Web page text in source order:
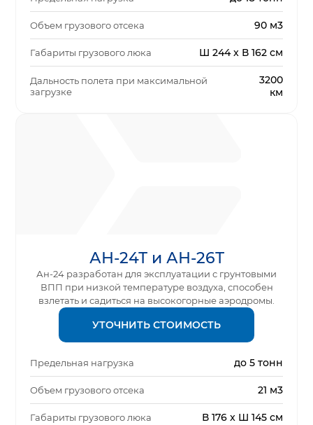
Объем грузового отсека 90 м3
Габариты грузового люка Ш 244 x В 162 см
Дальность полета при максимальной
загрузке
3200
км
АН-24Т и АН-26Т
Ан-24 разработан для эксплуатации с грунтовыми
ВПП при низкой температуре воздуха, способен
взлетать и садиться на высокогорные аэродромы.
УТОЧНИТЬ СТОИМОСТЬ
Предельная нагрузка до 5 тонн
Объем грузового отсека 21 м3
Габариты грузового люка В 176 x Ш 145 см